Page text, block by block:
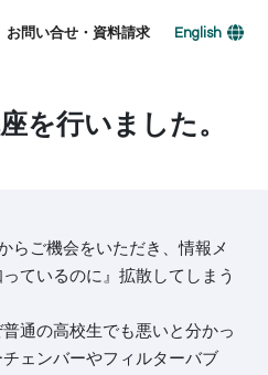
お問い合せ・資料請求 English
を行いました。
らご機会をいただき、情報メ
ているのに』拡散してしまう
通の高校生でも悪いと分かっ
ェンバーやフィルターバブ